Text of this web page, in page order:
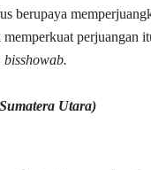
berupaya
perjuangan
bisshowab.
Utara)